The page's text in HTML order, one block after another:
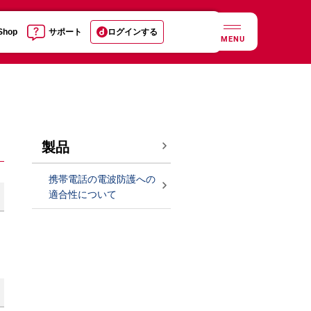
サポート ログインする
MENU
製品
携帯電話の電波防護への
適合性について